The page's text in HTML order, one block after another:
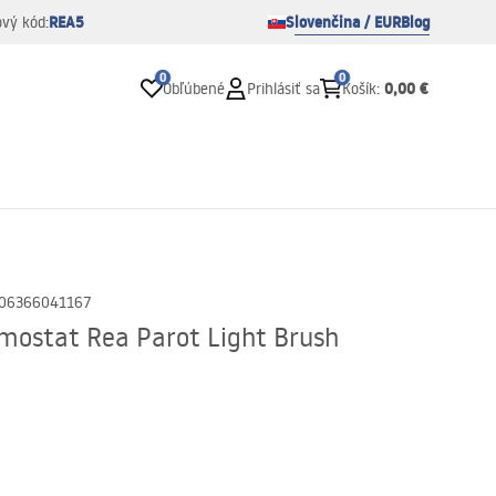
kód:REA5 Slovenčina / EURBlog
0
Obľúbené Prihlásiť sa
0
Košík: 0,00 €
Rea Parot Light Brush